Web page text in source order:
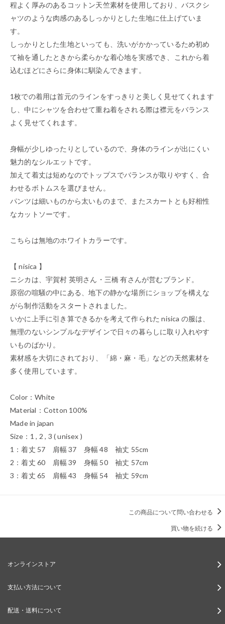
程よく厚みのあるコットン天竺素材を使用しており、バスクシ
ャツのような肉感のあるしっかりとした生地に仕上げていま
す。
しっかりとした生地といっても、洗いがかかっているため初め
て袖を通したときから柔らかな着心地を実感でき、これから着
込むほどにさらに身体に馴染んできます。
1枚での着用は首元のラインをすっきりと美しく見せてくれます
し、中にシャツを合わせて重ね着をされる際は襟元をバランス
よく見せてくれます。
身幅が少しゆったりとしているので、身体のラインが出にくい
魅力的なシルエットです。
加えて着丈は短めなのでトップスでバランスが取りやすく、合
わせるボトムスを選びません。
パンツは細いものから太いものまで、またスカートとも好相性
なカットソーです。
こちらは無地のホワイトカラーです。
【 nisica 】
ニシカは、宇賀村 英明さん・三橋 有さんが営むブランド。
原宿の喧騒の中にある、地下の静かな場所にショップを構えな
がら制作活動をスタートされました。
いかに上手に引き算できるかを考えて作られた nisica の服は、
無理のないシンプルなデザインで日々の暮らしに取り入れやす
いものばかり。
素材感を大切にされており、「綿・麻・毛」などの天然素材を
多く使用しています。
Color：White
Material：Cotton 100%
Made in japan
Size：1 , 2 , 3 ( unisex )
1：着丈 57 肩幅 37 身幅 48 袖丈 55cm
2：着丈 60 肩幅 39 身幅 50 袖丈 57cm
3：着丈 65 肩幅 43 身幅 54 袖丈 59cm
この商品について問い合わせる
買い物を続ける
オンラインストア
支払い方法について
配送・送料について